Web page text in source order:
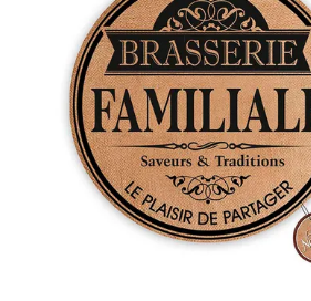
Linge de maison
Meuble
Cuisine et art de la table
Salle de bain et beauté
Entretien et rangement
Zoomer sur l'image